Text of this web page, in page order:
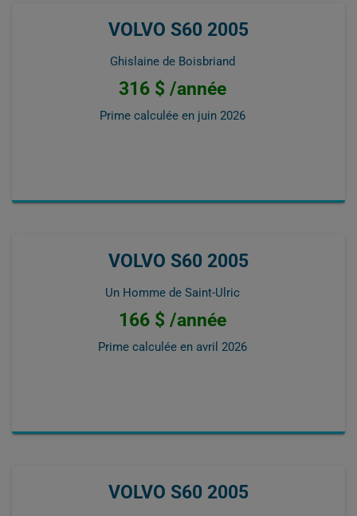
VOLVO S60 2005
Ghislaine de Boisbriand
316 $ /année
Prime calculée en juin 2026
VOLVO S60 2005
Un Homme de Saint-Ulric
166 $ /année
Prime calculée en avril 2026
VOLVO S60 2005